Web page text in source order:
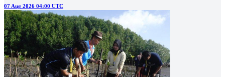
07 Aug 2026 04:00 UTC